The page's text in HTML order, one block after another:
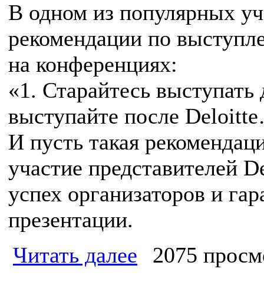
В одном из популярных
рекомендации по
на конференциях:
«1. Старайтесь
выступайте после
И пусть такая
участие представителей
успех организаторов и
презентации.
Читать далее
2075